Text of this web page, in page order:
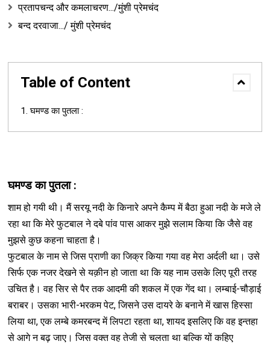
प्रतापचन्द और कमलाचरण.../मुंशी प्रेमचंद
बन्द दरवाजा.../ मुंशी प्रेमचंद
Table of Content
घमण्ड का पुतला :
घमण्ड का पुतला :
शाम हो गयी थी। मैं सरयू नदी के किनारे अपने कैम्प में बैठा हुआ नदी के मजे ले
रहा था कि मेरे फुटबाल ने दबे पांव पास आकर मुझे सलाम किया कि जैसे वह
मुझसे कुछ कहना चाहता है।
फुटबाल के नाम से जिस प्राणी का जिक्र किया गया वह मेरा अर्दली था। उसे
सिर्फ एक नजर देखने से यक़ीन हो जाता था कि यह नाम उसके लिए पूरी तरह
उचित है। वह सिर से पैर तक आदमी की शकल में एक गेंद था। लम्बाई-चौड़ाई
बराबर। उसका भारी-भरकम पेट, जिसने उस दायरे के बनाने में खास हिस्सा
लिया था, एक लम्बे कमरबन्द में लिपटा रहता था, शायद इसलिए कि वह इन्तहा
से आगे न बढ़ जाए। जिस वक्त वह तेजी से चलता था बल्कि यों कहिए